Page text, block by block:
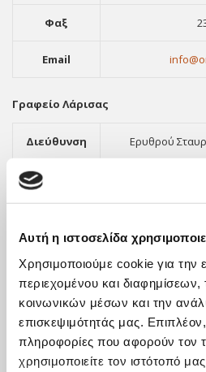
Αυτή η ιστοσελίδα
Χρησιμοποιούμε cookie για την
περιεχομένου και
κοινωνικών μέσων και την
επισκεψιμότητάς μας.
πληροφορίες που αφορούν τον
χρησιμοποιείτε τον ιστότοπό
Φαξ
Email
Γραφείο Λάρισας
Διεύθυνση Ερυθρού
Τηλέφωνο